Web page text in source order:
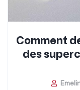
Comment
des